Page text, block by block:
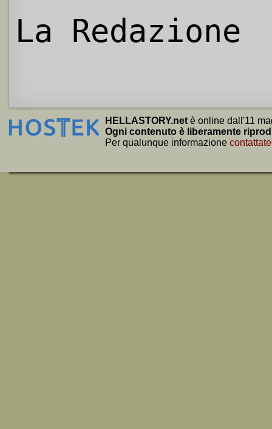
La Redazione
HELLASTORY.net è online dall'11
Ogni contenuto è liberamente
Per qualunque informazione